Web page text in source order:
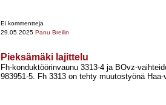
Ei kommentteja
29.05.2025 Panu Breilin
Pieksämäki lajittelu
Fh-​konduktöörinvaunu 3313-​4 ja BOvz-​
983951-​5. Fh 3313 on tehty muutostyönä